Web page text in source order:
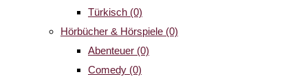
Türkisch (0)
Hörbücher & Hörspiele (0)
Abenteuer (0)
Comedy (0)